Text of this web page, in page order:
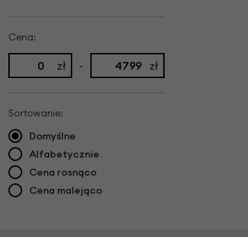
Cena:
zł - zł
Sortowanie:
Domyślne
Alfabetycznie
Cena rosnąco
Cena malejąco